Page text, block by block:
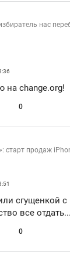
нас
на change.org!
0
старт продаж
сгущенкой
все отдать...
0